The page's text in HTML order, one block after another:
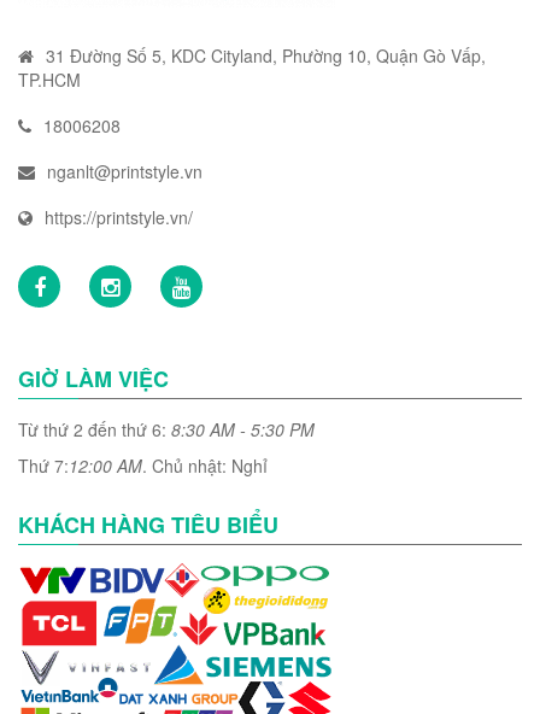
31 Đường Số 5, KDC Cityland, Phường 10, Quận Gò Vấp,
TP.HCM
18006208
nganlt@printstyle.vn
https://printstyle.vn/
GIỜ LÀM VIỆC
Từ thứ 2 đến thứ 6: 8:30 AM - 5:30 PM
Thứ 7:12:00 AM. Chủ nhật: Nghỉ
KHÁCH HÀNG TIÊU BIỂU